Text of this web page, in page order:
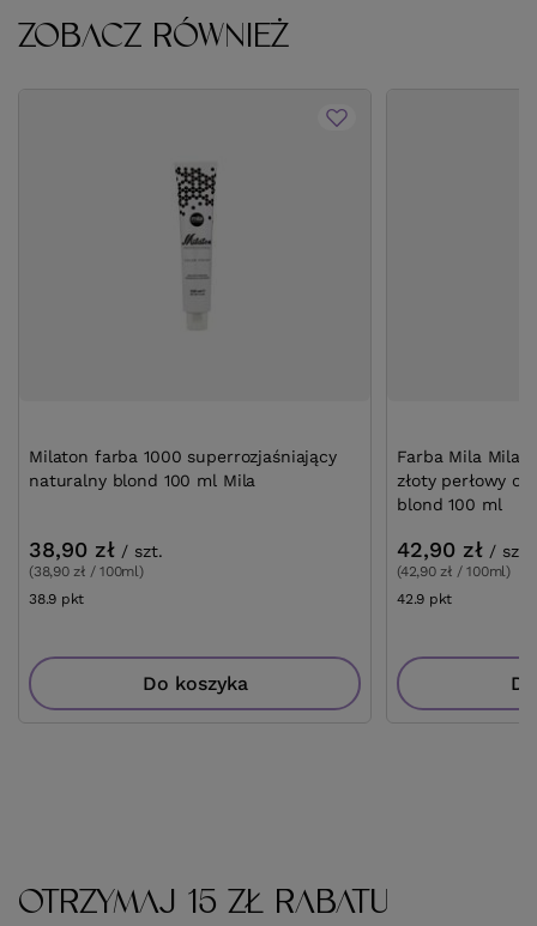
ZOBACZ RÓWNIEŻ
Milaton farba 1000 superrozjaśniający
naturalny blond 100 ml Mila
38,90 zł / szt.
(38,90 zł / 100ml)
38.9 pkt
Do koszyka
Farba Mila
złoty perłowy
blond 100 ml
42,90 zł / szt.
(42,90 zł / 100ml)
42.9 pkt
OTRZYMAJ 15 ZŁ RABATU